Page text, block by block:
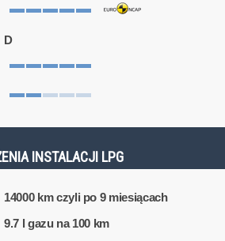
D
INSTALACJI LPG
14000 km czyli po 9 miesiącach
9.7 l gazu na 100 km